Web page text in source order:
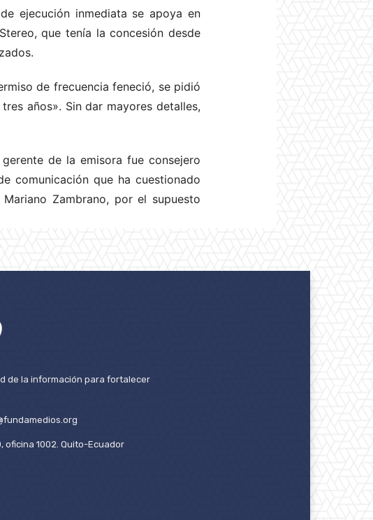
ejecución inmediata se apoya en
que tenía la concesión desde
de frecuencia feneció, se pidió
años». Sin dar mayores detalles,
de la emisora fue consejero
comunicación que ha cuestionado
Zambrano, por el supuesto
de la información para fortalecer
oficina 1002. Quito-Ecuador